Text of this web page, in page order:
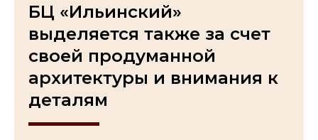
БЦ «Ильинский»
выделяется также за счет
своей продуманной
архитектуры и внимания к
деталям